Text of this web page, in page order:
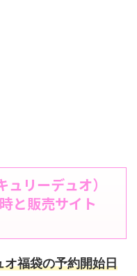
リーデュオ）
と販売サイト
福袋の予約開始日